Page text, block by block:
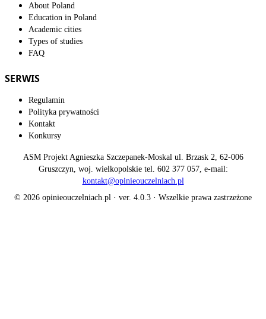
About Poland
Education in Poland
Academic cities
Types of studies
FAQ
SERWIS
Regulamin
Polityka prywatności
Kontakt
Konkursy
ASM Projekt Agnieszka Szczepanek-Moskal ul. Brzask 2, 62-006
Gruszczyn, woj. wielkopolskie tel. 602 377 057, e-mail:
kontakt@opinieouczelniach.pl
© 2026 opinieouczelniach.pl · ver. 4.0.3 · Wszelkie prawa zastrzeżone